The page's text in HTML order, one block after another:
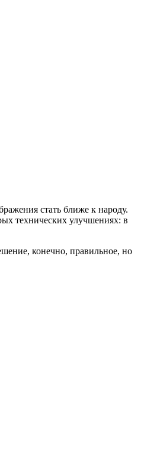
стать ближе к народу.
технических улучшениях: в
конечно, правильное, но